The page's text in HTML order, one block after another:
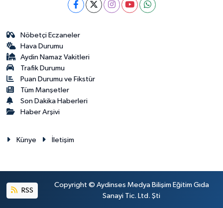
Nöbetçi Eczaneler
Hava Durumu
Aydin Namaz Vakitleri
Trafik Durumu
Puan Durumu ve Fikstür
Tüm Manşetler
Son Dakika Haberleri
Haber Arşivi
Künye İletişim
RSS
Copyright © Aydinses Medya Bilişim Eğitim Gıda
Sanayi Tic. Ltd. Şti